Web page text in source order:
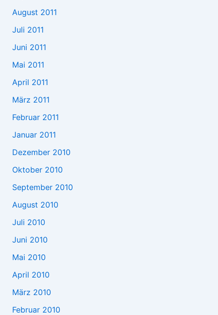
August 2011
Juli 2011
Juni 2011
Mai 2011
April 2011
März 2011
Februar 2011
Januar 2011
Dezember 2010
Oktober 2010
September 2010
August 2010
Juli 2010
Juni 2010
Mai 2010
April 2010
März 2010
Februar 2010